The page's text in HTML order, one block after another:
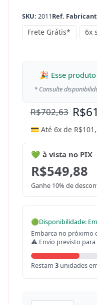
SKU: 2011Ref.
Frete Grátis* 6x
🎉 Esse
* Consulte
R$702,63 R$
💳 Até 6x de R$
💚 à vista no PIX
R$549,88
Ganhe 10% de
🟢Disponibilidade:
Embarca no próximo
⚠ Envio previsto para
Restam 3unidades